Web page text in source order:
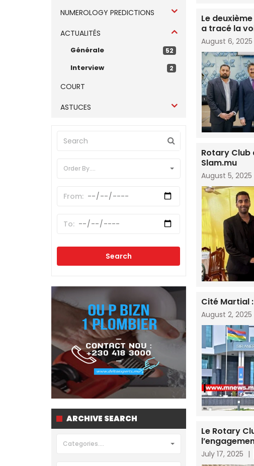
NUMEROLOGY PREDICTIONS
ACTUALITÉS
Générale 52
Interview 2
COURT
ASTUCES
Order By....
ARCHIVE SEARCH
Categories....
Le
a tracé la
August 6, 2025
Rotary Club
Slam.mu
August 5, 2025
Cité Martial
August 2, 2025
Le Rotary
July 17, 2025 |